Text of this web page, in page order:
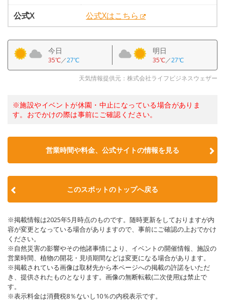
公式X
公式Xはこちら
今日
35℃／27℃
明日
35℃／27℃
天気情報提供元：株式会社ライフビジネスウェザー
※施設やイベントが休園・中止になっている場合がありま
す。おでかけの際は事前にご確認ください。
営業時間や料金、公式サイトの情報を見る
このスポットのトップへ戻る
※掲載情報は2025年5月時点のものです。随時更新をしておりますが内
容が変更となっている場合がありますので、事前にご確認の上おでかけ
ください。
※自然災害の影響やその他諸事情により、イベントの開催情報、施設の
営業時間、植物の開花・見頃期間などは変更になる場合があります。
※掲載されている画像は取材先から本ページへの掲載の許諾をいただ
き、提供されたものとなります。画像の無断転載(二次使用)は禁止で
す。
※表示料金は消費税8％ないし10％の内税表示です。